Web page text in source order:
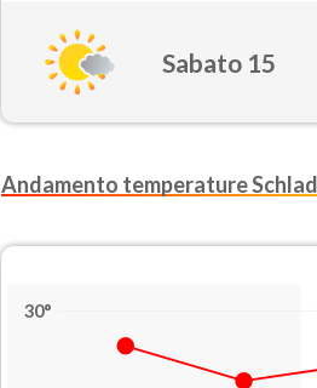
Sabato 15
Andamento temperature
30°